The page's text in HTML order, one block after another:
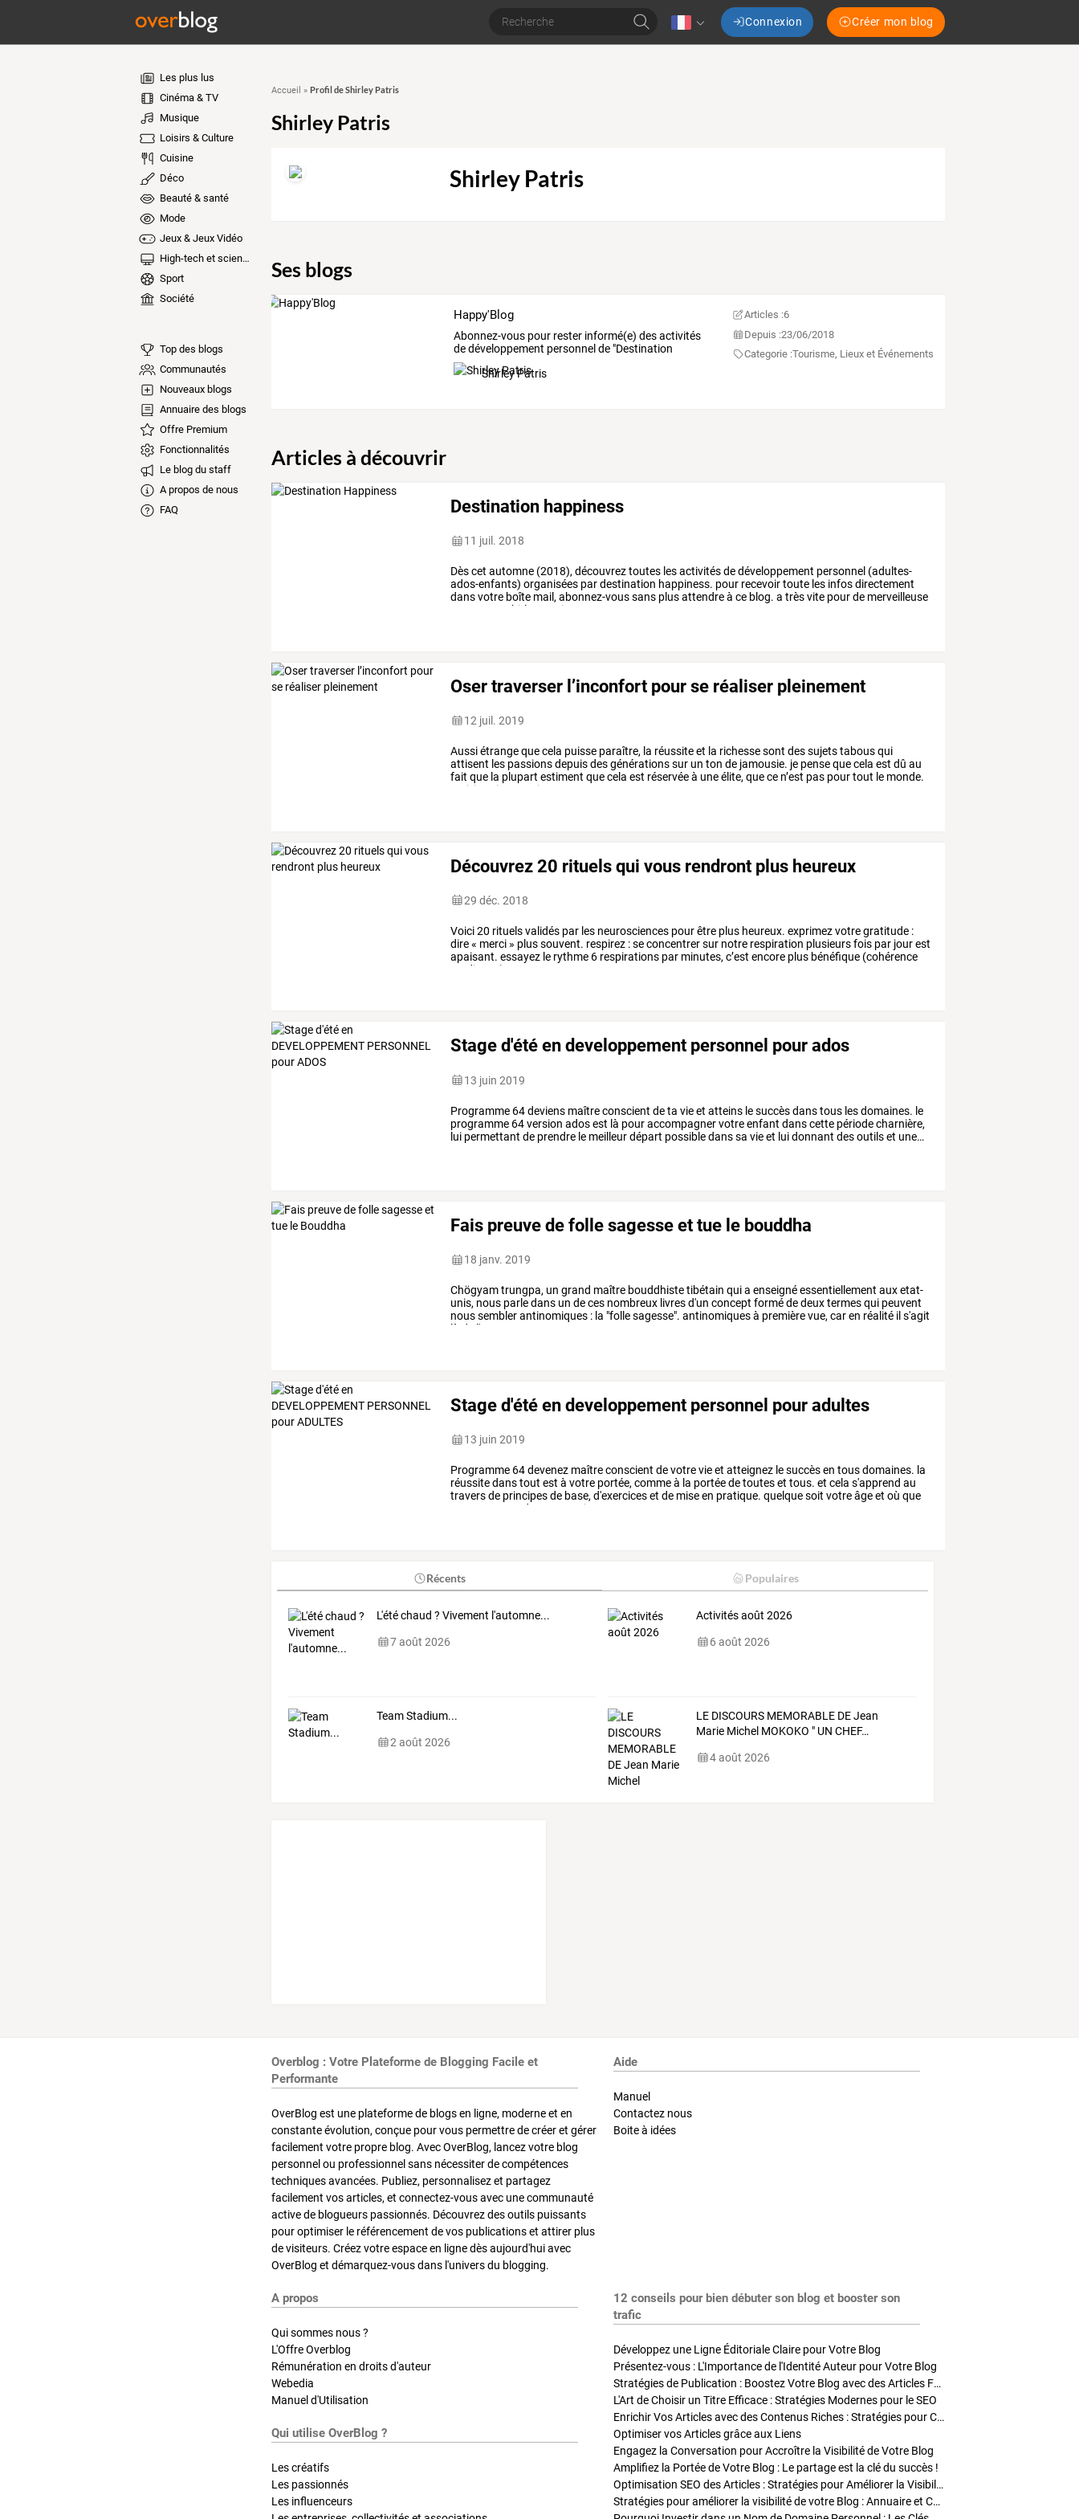
Connexion Créer mon blog
Les plus lus
Cinéma & TV
Musique
Loisirs & Culture
Cuisine
Déco
Beauté & santé
Mode
Jeux & Jeux Vidéo
High-tech et sciences
Sport
Société
Top des blogs
Communautés
Nouveaux blogs
Annuaire des blogs
Offre Premium
Fonctionnalités
Le blog du staff
A propos de nous
FAQ
Accueil » Profil de Shirley Patris
Shirley Patris
Shirley Patris
Ses blogs
Happy'Blog
Abonnez-vous pour rester informé(e) des activités
de développement personnel de "Destination
Happiness"
Shirley Patris
Articles :6
Depuis :23/06/2018
Categorie :Tourisme, Lieux et Événements
Articles à découvrir
Destination happiness
11 juil. 2018
Dès cet automne (2018), découvrez toutes les activités de développement personnel (adultes-
ados-enfants) organisées par destination happiness. pour recevoir toute les infos directement
dans votre boîte mail, abonnez-vous sans plus attendre à ce blog. a très vite pour de merveilleuse
aventures. shirley patris
Oser traverser l’inconfort pour se réaliser pleinement
12 juil. 2019
Aussiétrangequecela puisse paraître, la réussiteet la richessesont dessujetstabousqui
attisent les passionsdepuisdesgénérationssur un ton de jamousie. je pensequecela est dû au
fait que la plupart estiment quecela est réservéeà uneélite, quece n’est pas pourtout le monde.
moi, je suis convaincue
Découvrez 20 rituels qui vous rendront plus heureux
29 déc. 2018
Voici20 rituelsvalidés par les neurosciences pourêtre plus heureux. exprimezvotregratitude :
dire« merci » plussouvent. respirez :seconcentrersur notre respiration plusieursfois par jourest
apaisant. essayez le rythme 6 respirations par minutes, c’est encore plus bénéfique (cohérence
cardiaque).
Stage d'été en developpement personnel pour ados
13 juin 2019
Programme 64deviens maîtreconscient deta vieet atteins lesuccèsdanstous lesdomaines. le
programme 64version adosest là pouraccompagnervotreenfant danscette périodecharnière,
lui permettant de prendre le meilleurdépart possibledanssa vieet luidonnant desoutilset une…
Fais preuve de folle sagesse et tue le bouddha
18 janv. 2019
Chögyamtrungpa, un grand maître bouddhistetibétain quia enseignéessentiellement auxetat-
unis, nous parledans un deces nombreux livresd'un concept formédedeuxtermesqui peuvent
noussemblerantinomiques : la "follesagesse". antinomiquesà premièrevue,caren réalité il s'agit
là
de l'essence
Stage d'été en developpement personnel pour adultes
13 juin 2019
Programme 64devenez maîtreconscient devotrevieet atteignez lesuccèsen tousdomaines. la
réussitedanstout est à votre portée,commeà la portéedetouteset tous. et cela s'apprend au
traversde principesde base,d'exerciceset de miseen pratique. quelquesoit votreâgeet où que
dans vie
Récents Populaires
L'été chaud ? Vivement l'automne...
7 août 2026
Activités août 2026
6 août 2026
Team Stadium...
2 août 2026
LE DISCOURS MEMORABLE DEJean
Marie Michel MOKOKO " UN CHEF…
4 août 2026
Overblog : Votre Plateforme de Blogging Facile et
Performante
OverBlog est une plateforme de blogs en ligne, moderne et en
constante évolution, conçue pour vous permettre de créer et gérer
facilement votre propre blog. Avec OverBlog, lancez votre blog
personnel ou professionnel sans nécessiter de compétences
techniques avancées. Publiez, personnalisez et partagez
facilement vos articles, et connectez-vous avec une communauté
active de blogueurs passionnés. Découvrez des outils puissants
pour optimiser le référencement de vos publications et attirer plus
de visiteurs. Créez votre espace en ligne dès aujourd'hui avec
OverBlog et démarquez-vous dans l'univers du blogging.
Aide
Manuel
Contactez nous
Boite à idées
A propos
Qui sommes nous ?
L'Offre Overblog
Rémunération en droits d'auteur
Webedia
Manuel d'Utilisation
Qui utilise OverBlog ?
Les créatifs
Les passionnés
Les influenceurs
12 conseils pour bien débuter son blog et booster son
trafic
Développez une Ligne Éditoriale Claire pour Votre Blog
Présentez-vous : L'Importance de l'Identité Auteur pour Votre Blog
Stratégies de Publication : Boostez Votre Blog avec des Articles Fréquents et Exclusifs
L'Art de Choisir un Titre Efficace : Stratégies Modernes pour le SEO
Enrichir Vos Articles avec des Contenus Riches : Stratégies pour Captiver et Optimiser
Optimiser vos Articles grâce aux Liens
Engagez la Conversation pour Accroître la Visibilité de Votre Blog
Amplifiez la Portée de Votre Blog : Le partage est la clé du succès !
Optimisation SEO des Articles : Stratégies pour Améliorer la Visibilité de Votre Blog
Stratégies pour améliorer la visibilité de votre Blog : Annuaire et Collaborations